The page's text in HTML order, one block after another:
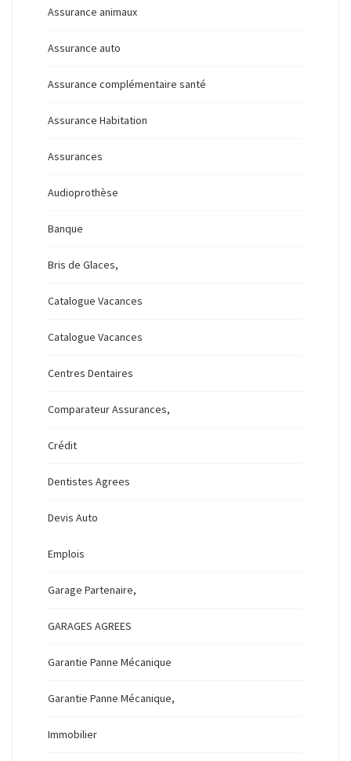
Assurance animaux
Assurance auto
Assurance complémentaire santé
Assurance Habitation
Assurances
Audioprothèse
Banque
Bris de Glaces,
Catalogue Vacances
Catalogue Vacances
Centres Dentaires
Comparateur Assurances,
Crédit
Dentistes Agrees
Devis Auto
Emplois
Garage Partenaire,
GARAGES AGREES
Garantie Panne Mécanique
Garantie Panne Mécanique,
Immobilier